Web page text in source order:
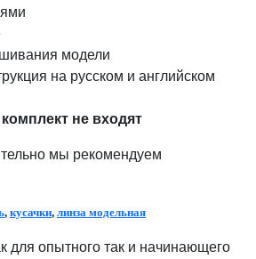
модели
на русском и английском
комплект не входят
мы рекомендуем
, кусачки, линза модельная
для опытного так и начинающего